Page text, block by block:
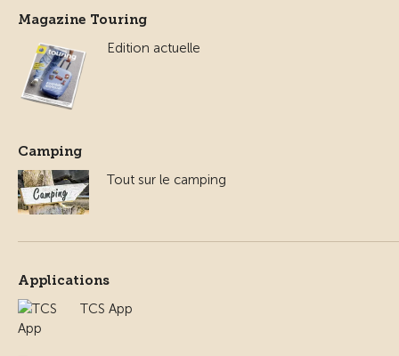
Magazine Touring
Edition actuelle
Camping
Tout sur le camping
Applications
TCS App